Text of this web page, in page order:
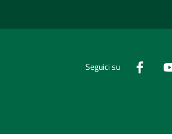
Seguici su